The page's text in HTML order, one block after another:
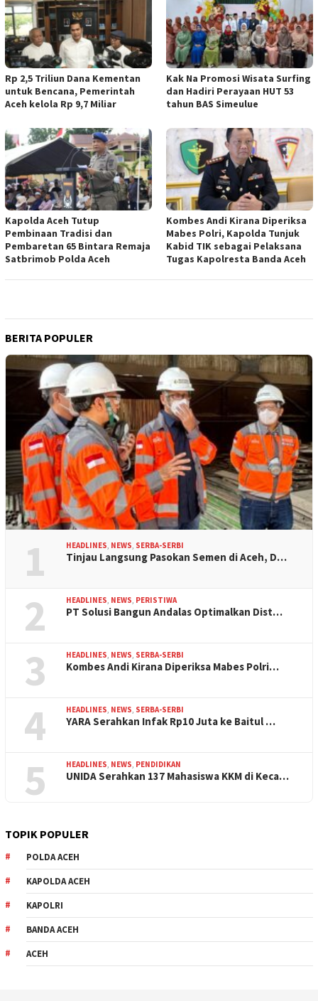
Rp 2,5 Triliun Dana Kementan
untuk Bencana, Pemerintah
Aceh kelola Rp 9,7 Miliar
Kak Na Promosi Wisata Surfing
dan Hadiri Perayaan HUT 53
tahun BAS Simeulue
Kapolda Aceh Tutup
Pembinaan Tradisi dan
Pembaretan 65 Bintara Remaja
Satbrimob Polda Aceh
Kombes Andi Kirana Diperiksa
Mabes Polri, Kapolda Tunjuk
Kabid TIK sebagai Pelaksana
Tugas Kapolresta Banda Aceh
BERITA POPULER
1 HEADLINES, NEWS, SERBA-SERBI
Tinjau Langsung Pasokan Semen di Aceh, D…
2 HEADLINES, NEWS, PERISTIWA
PT Solusi Bangun Andalas Optimalkan Dist…
3 HEADLINES, NEWS, SERBA-SERBI
Kombes Andi Kirana Diperiksa Mabes Polri…
4 HEADLINES, NEWS, SERBA-SERBI
YARA Serahkan Infak Rp10 Juta ke Baitul …
5 HEADLINES, NEWS, PENDIDIKAN
UNIDA Serahkan 137 Mahasiswa KKM di Keca…
TOPIK POPULER
POLDA ACEH
KAPOLDA ACEH
KAPOLRI
BANDA ACEH
ACEH